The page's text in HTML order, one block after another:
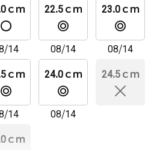
ｃｍ
14
22.5ｃｍ
08/14
23.0ｃｍ
08/14
ｃｍ
14
24.0ｃｍ
08/14
24.5ｃｍ
ｃｍ